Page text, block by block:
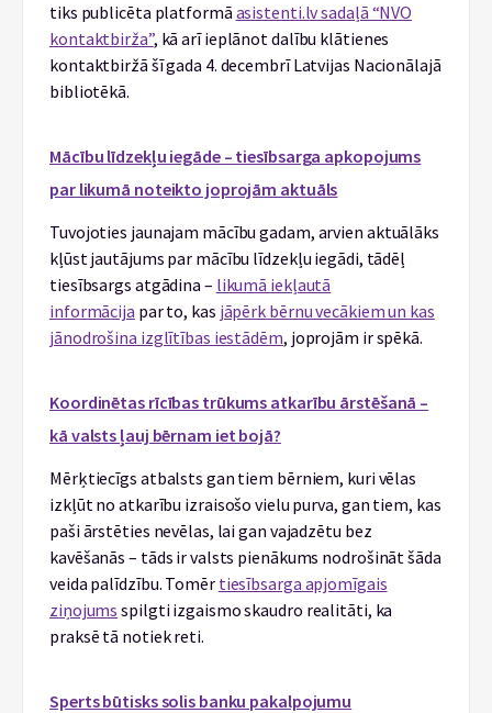
tiks publicēta platformā asistenti.lv sadaļā “NVO
kontaktbirža”, kā arī ieplānot dalību klātienes
kontaktbiržā šī gada 4. decembrī Latvijas Nacionālajā
bibliotēkā.
Mācību līdzekļu iegāde – tiesībsarga apkopojums
par likumā noteikto joprojām aktuāls
Tuvojoties jaunajam mācību gadam, arvien aktuālāks
kļūst jautājums par mācību līdzekļu iegādi, tādēļ
tiesībsargs atgādina – likumā iekļautā
informācija par to, kas jāpērk bērnu vecākiem un kas
jānodrošina izglītības iestādēm, joprojām ir spēkā.
Koordinētas rīcības trūkums atkarību ārstēšanā –
kā valsts ļauj bērnam iet bojā?
Mērķtiecīgs atbalsts gan tiem bērniem, kuri vēlas
izkļūt no atkarību izraisošo vielu purva, gan tiem, kas
paši ārstēties nevēlas, lai gan vajadzētu bez
kavēšanās – tāds ir valsts pienākums nodrošināt šāda
veida palīdzību. Tomēr tiesībsarga apjomīgais
ziņojums spilgti izgaismo skaudro realitāti, ka
praksē tā notiek reti.
Sperts būtisks solis banku pakalpojumu